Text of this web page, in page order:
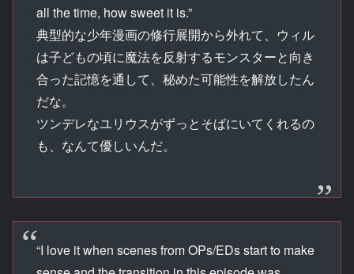
all the time, how sweet it is.”
典型的な少年漫画の修行展開から外れて、ウィル
は子どもの頃に魔法を反射するモンスターと向き
合った記憶を通して、秘めた可能性を解放したん
だな。
ツンデレなユリウスがずっとそばにいてくれるの
も、なんて優しいんだ。
“I love it when scenes from OPs/EDs start to make